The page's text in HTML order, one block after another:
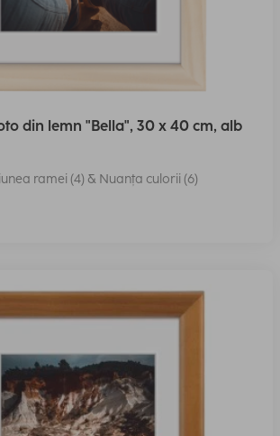
din lemn "Bella", 30 x 40 cm, alb
ramei (4) & Nuanța culorii (6)